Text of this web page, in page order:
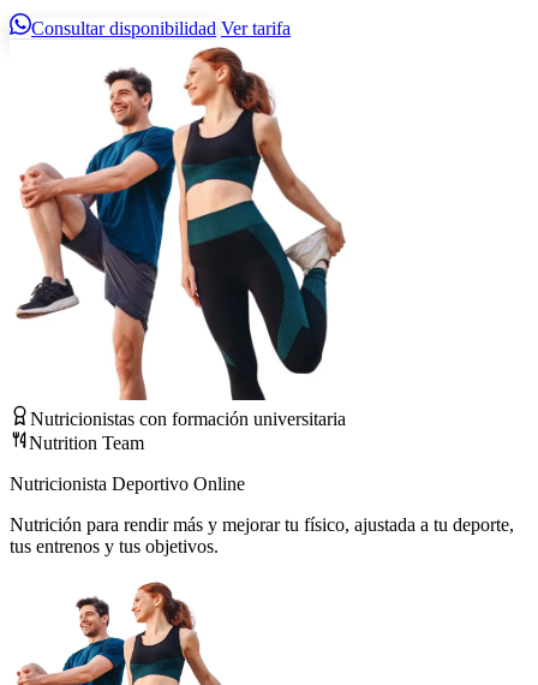
Consultar disponibilidad Ver tarifa
Nutricionistas con formación universitaria
Nutrition Team
Nutricionista Deportivo Online
Nutrición para rendir más y mejorar tu físico, ajustada a tu deporte,
tus entrenos y tus objetivos.